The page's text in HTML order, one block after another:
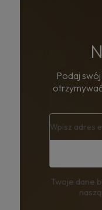
Podaj
Twoje dane
naszą